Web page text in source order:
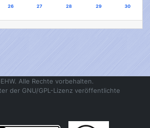
26 27 28 29
30
Alle Rechte vorbehalten.
der GNU/GPL-Lizenz veröffentlichte